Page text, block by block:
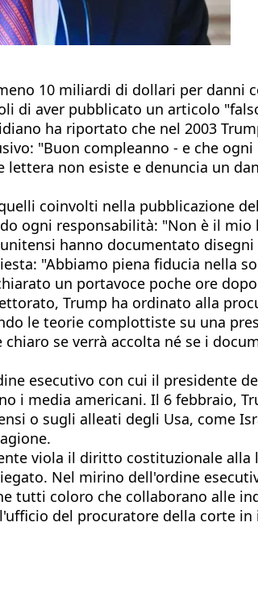
10 miliardi di dollari per danni
di aver pubblicato un articolo
ha riportato che nel 2003
"Buon compleanno - e che
non esiste e denuncia un
coinvolti nella pubblicazione
ogni responsabilità: "Non è il
hanno documentato
"Abbiamo piena fiducia nella
un portavoce poche ore
Trump ha ordinato alla
le teorie complottiste su una
se verrà accolta né se i
esecutivo con cui il presidente
i media americani. Il 6 febbraio,
o sugli alleati degli Usa, come
viola il diritto costituzionale
Nel mirino dell'ordine
tutti coloro che collaborano alle
del procuratore della corte